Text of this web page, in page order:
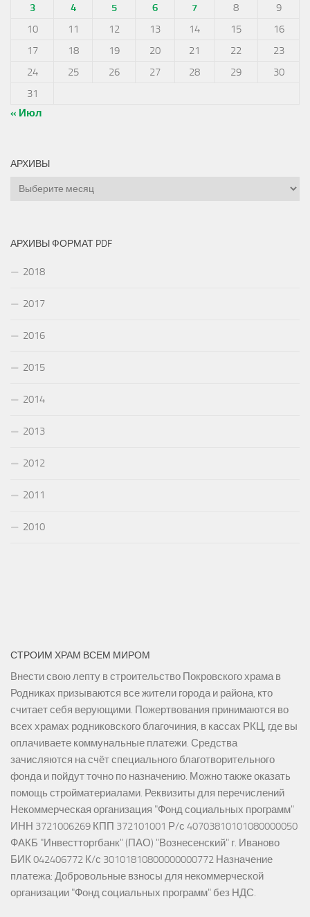
3
4 5 6 7 8
9
10
11 12 13 14 15
16
17
18 19 20 21 22
23
24
25 26 27 28 29
30
31
« Июл
АРХИВЫ
Архивы
АРХИВЫ ФОРМАТ PDF
2018
2017
2016
2015
2014
2013
2012
2011
2010
СТРОИМ ХРАМ ВСЕМ МИРОМ
Внести свою лепту в строительство Покровского храма в
Родниках призываются все жители города и района, кто
считает себя верующими. Пожертвования принимаются во
всех храмах родниковского благочиния, в кассах РКЦ, где вы
оплачиваете коммунальные платежи. Средства
зачисляются на счёт специального благотворительного
фонда и пойдут точно по назначению. Можно также оказать
помощь стройматериалами. Реквизиты для перечислений
Некоммерческая организация "Фонд социальных программ"
ИНН 3721006269 КПП 372101001 Р/с 40703810101080000050
ФАКБ "Инвестторгбанк" (ПАО) "Вознесенский" г. Иваново
БИК 042406772 К/с 30101810800000000772 Назначение
платежа: Добровольные взносы для некоммерческой
организации "Фонд социальных программ" без НДС.